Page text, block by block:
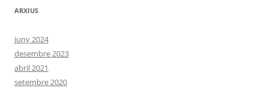
ARXIUS
juny 2024
desembre 2023
abril 2021
setembre 2020